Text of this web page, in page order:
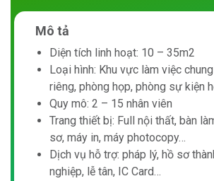
Mô tả
Diện tích linh hoạt: 10 – 35m2
Loại hình: Khu vực làm việc
riêng, phòng họp, phòng sự kiện
Quy mô: 2 – 15 nhân viên
Trang thiết bị: Full nội thất, bàn
sơ, máy in, máy photocopy…
Dịch vụ hỗ trợ: pháp lý, hồ sơ
nghiệp, lễ tân, IC Card…